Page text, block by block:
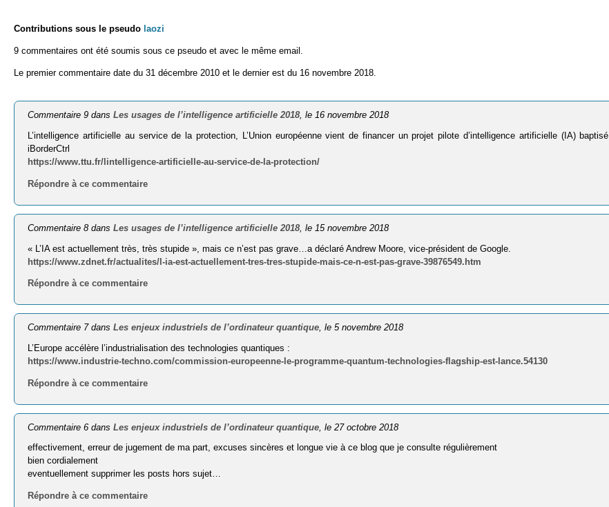
Contributions sous le pseudo laozi
9 commentaires ont été soumis sous ce pseudo et avec le même email.
Le premier commentaire date du 31 décembre 2010 et le dernier est du 16 novembre 2018.
Commentaire 9 dansLes usages de l’intelligence artificielle 2018, le 16 novembre 2018
L’intelligence artificielle au service de la protection, L’Union européenne vient de financer un projet pilote d’intelligence artificielle (IA) baptisé
iBorderCtrl
https://www.ttu.fr/lintelligence-artificielle-au-service-de-la-protection/
Répondre à ce commentaire
Commentaire 8 dansLes usages de l’intelligence artificielle 2018, le 15 novembre 2018
« L’IA est actuellement très, très stupide », mais ce n’est pas grave…a déclaré Andrew Moore, vice-président de Google.
https://www.zdnet.fr/actualites/l-ia-est-actuellement-tres-tres-stupide-mais-ce-n-est-pas-grave-39876549.htm
Répondre à ce commentaire
Commentaire 7 dansLes enjeux industriels de l’ordinateur quantique, le 5 novembre 2018
L’Europe accélère l’industrialisation des technologies quantiques :
https://www.industrie-techno.com/commission-europeenne-le-programme-quantum-technologies-flagship-est-lance.54130
Répondre à ce commentaire
Commentaire 6 dansLes enjeux industriels de l’ordinateur quantique , le 27 octobre 2018
effectivement, erreur de jugement de ma part, excuses sincères et longue vie à ce blog que je consulte régulièrement
bien cordialement
eventuellement supprimer les posts hors sujet…
Répondre à ce commentaire